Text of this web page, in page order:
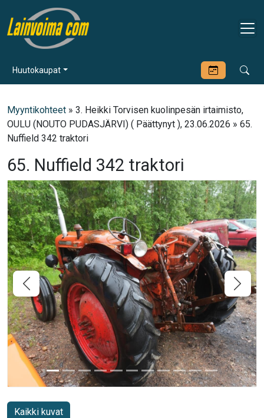
Huutokaupat
Myyntikohteet » 3. Heikki Torvisen kuolinpesän irtaimisto,
OULU (NOUTO PUDASJÄRVI) ( Päättynyt ), 23.06.2026 » 65.
Nuffield 342 traktori
65. Nuffield 342 traktori
Kaikki kuvat